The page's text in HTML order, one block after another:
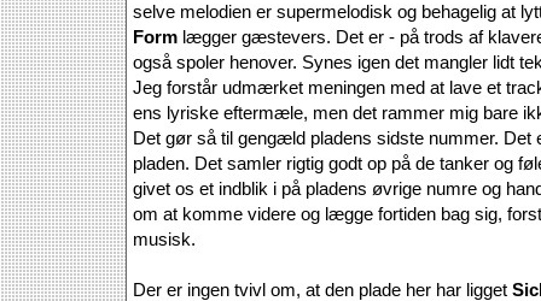
selve melodien er supermelodisk og behagelig at
Form lægger gæstevers. Det er - på trods af
også spoler henover. Synes igen det mangler lidt
Jeg forstår udmærket meningen med at lave et
ens lyriske eftermæle, men det rammer mig bare
Det gør så til gengæld pladens sidste nummer. Det
pladen. Det samler rigtig godt op på de tanker og
givet os et indblik i på pladens øvrige numre og
om at komme videre og lægge fortiden bag sig,
musisk.
Der er ingen tvivl om, at den plade her har ligget